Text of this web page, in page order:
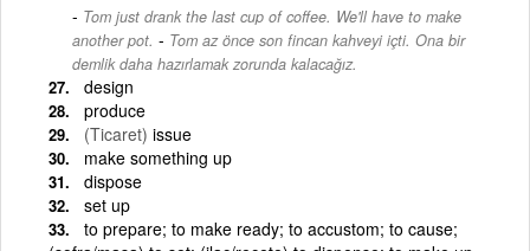
Tom just drank the last cup of coffee. We'll have to make
another pot. - Tom az önce son fincan kahveyi içti. Ona bir
demlik daha hazırlamak zorunda kalacağız.
design
produce
(Ticaret) issue
make something up
dispose
set up
to prepare; to make ready; to accustom; to cause;